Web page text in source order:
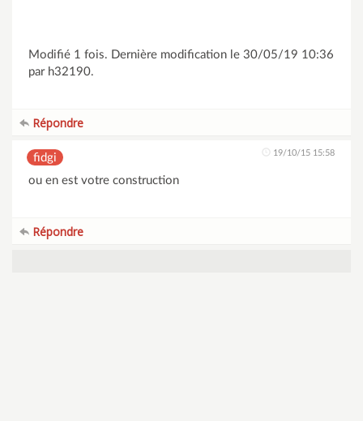
Modifié 1 fois. Dernière modification le 30/05/19 10:36
par h32190.
Répondre
fidgi 19/10/15 15:58
ou en est votre construction
Répondre